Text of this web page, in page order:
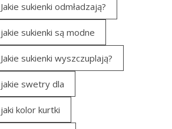
Jakie sukienki odmładzają?
jakie sukienki są modne
Jakie sukienki wyszczuplają?
jakie swetry dla
jaki kolor kurtki